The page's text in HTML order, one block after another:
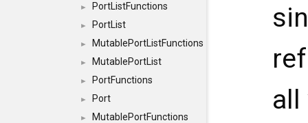
► PortListFunctions
► PortList
► MutablePortListFunctions
► MutablePortList
► PortFunctions
► Port
► MutablePortFunctions
all